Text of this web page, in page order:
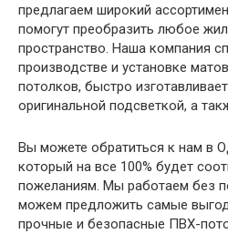
предлагаем широкий
помогут преобразить любое
пространство. Наша компания
производстве и установке
потолков, быстро
оригинальной подсветкой, а
Вы можете обратиться к нам в
который на все 100% будет
пожеланиям. Мы работаем без
можем предложить самые
прочные и безопасные ПВХ-